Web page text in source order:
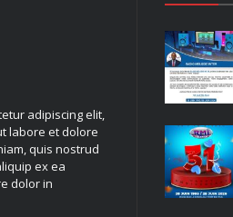
adipiscing elit,
labore et dolore
quis nostrud
ex ea
dolor in